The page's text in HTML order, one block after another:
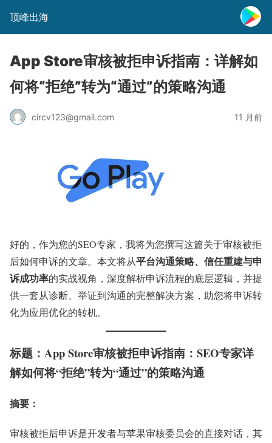
顶峰出海
App Store审核被拒申诉指南：详解如
何将“拒绝”转为“通过”的策略沟通
circv123@gmail.com 11 月前
好的，作为您的SEO专家，我将为您撰写这篇关于审核被拒
后如何申诉的文章。本文将从平台沟通策略、信任重建与申
诉成功率的实战视角，深度解析申诉流程的底层逻辑，并提
供一套从诊断、举证到沟通的完整解决方案，助您将申诉转
化为应用优化的转机。
标题：App Store审核被拒申诉指南：SEO专家详
解如何将“拒绝”转为“通过”的策略沟通
摘要 ：
审核被拒后申诉是开发者与苹果审核委员会的直接对话，其